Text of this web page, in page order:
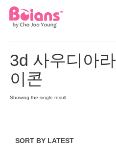
3d 사우디아
이콘
Showing the single result
SORT BY LATEST